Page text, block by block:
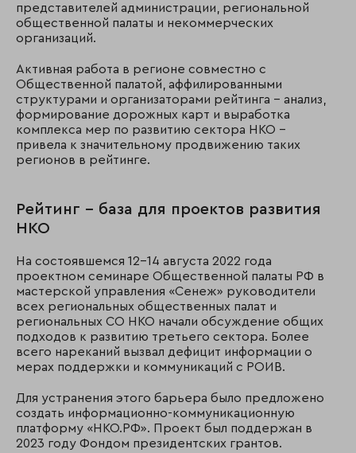
представителей администрации, региональной
общественной палаты и некоммерческих
организаций.
Активная работа в регионе совместно с
Общественной палатой, аффилированными
структурами и организаторами рейтинга – анализ,
формирование дорожных карт и выработка
комплекса мер по развитию сектора НКО –
привела к значительному продвижению таких
регионов в рейтинге.
Рейтинг – база для проектов развития
НКО
На состоявшемся 12-14 августа 2022 года
проектном семинаре Общественной палаты РФ в
мастерской управления «Сенеж» руководители
всех региональных общественных палат и
региональных СО НКО начали обсуждение общих
подходов к развитию третьего сектора. Более
всего нареканий вызвал дефицит информации о
мерах поддержки и коммуникаций с РОИВ.
Для устранения этого барьера было предложено
создать информационно-коммуникационную
платформу «НКО.РФ». Проект был поддержан в
2023 году Фондом президентских грантов.